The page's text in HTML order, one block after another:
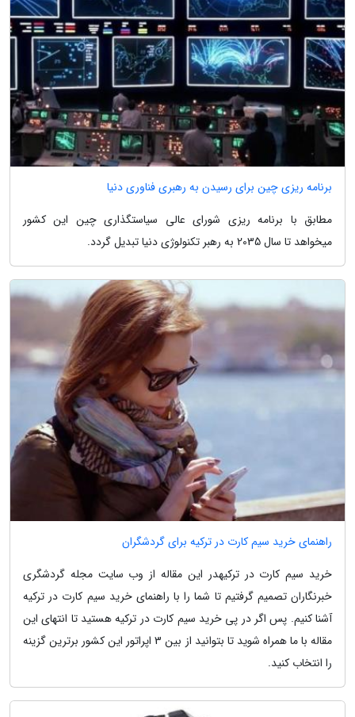
برنامه ریزی چین برای رسیدن به رهبری فناوری دنیا
مطابق با برنامه ریزی شورای عالی سیاستگذاری چین این کشور
میخواهد تا سال 2035 به رهبر تکنولوژی دنیا تبدیل گردد.
راهنمای خرید سیم کارت در ترکیه برای گردشگران
خرید سیم کارت در ترکیهدر این مقاله از وب سایت مجله گردشگری
خبرنگاران تصمیم گرفتیم تا شما را با راهنمای خرید سیم کارت در ترکیه
آشنا کنیم. پس اگر در پی خرید سیم کارت در ترکیه هستید تا انتهای این
مقاله با ما همراه شوید تا بتوانید از بین 3 اپراتور این کشور برترین گزینه
را انتخاب کنید.